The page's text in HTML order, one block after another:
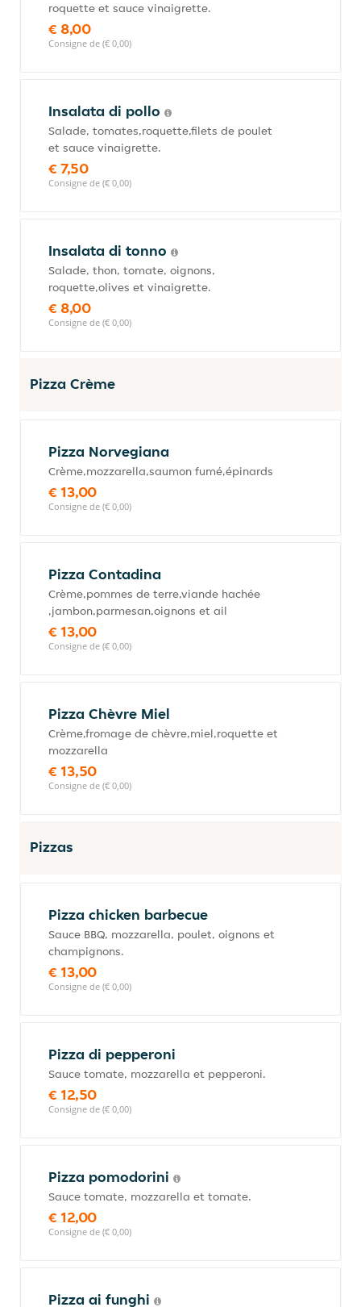
roquette et sauce vinaigrette.
€ 8,00
Consigne de (€ 0,00)
Insalata di pollo
Salade, tomates,roquette,filets de poulet
et sauce vinaigrette.
€ 7,50
Consigne de (€ 0,00)
Insalata di tonno
Salade, thon, tomate, oignons,
roquette,olives et vinaigrette.
€ 8,00
Consigne de (€ 0,00)
Pizza Crème
Pizza Norvegiana
Crème,mozzarella,saumon fumé,épinards
€ 13,00
Consigne de (€ 0,00)
Pizza Contadina
Crème,pommes de terre,viande hachée
,jambon,parmesan,oignons et ail
€ 13,00
Consigne de (€ 0,00)
Pizza Chèvre Miel
Crème,fromage de chèvre,miel,roquette et
mozzarella
€ 13,50
Consigne de (€ 0,00)
Pizzas
Pizza chicken barbecue
Sauce BBQ, mozzarella, poulet, oignons et
champignons.
€ 13,00
Consigne de (€ 0,00)
Pizza di pepperoni
Sauce tomate, mozzarella et pepperoni.
€ 12,50
Consigne de (€ 0,00)
Pizza pomodorini
Sauce tomate, mozzarella et tomate.
€ 12,00
Consigne de (€ 0,00)
Pizza ai funghi